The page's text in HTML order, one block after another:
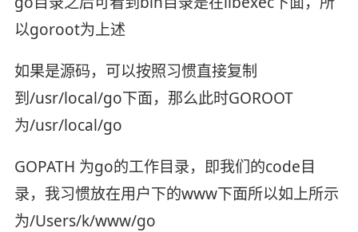
以goroot为上述
如果是源码，可以按照习惯直接复制
到/usr/local/go下面，那么此时GOROOT
为/usr/local/go
GOPATH 为go的工作目录，即我们的code目
录，我习惯放在用户下的www下面所以如上所示
为/Users/k/www/go